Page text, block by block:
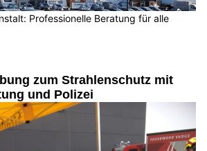
Professionelle Beratung für alle
zum Strahlenschutz mit
und Polizei